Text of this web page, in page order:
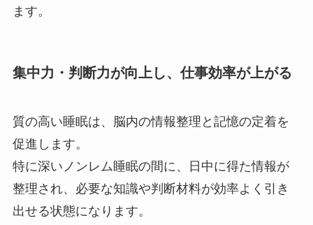
ます。
集中力・判断力が向上し、仕事効率が上がる
質の高い睡眠は、脳内の情報整理と記憶の定着を
促進します。
特に深いノンレム睡眠の間に、日中に得た情報が
整理され、必要な知識や判断材料が効率よく引き
出せる状態になります。